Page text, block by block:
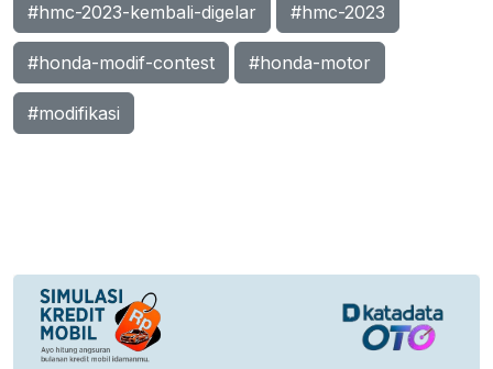
#hmc-2023-kembali-digelar #hmc-2023
#honda-modif-contest #honda-motor
#modifikasi